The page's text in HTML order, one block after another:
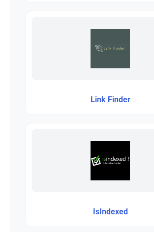
Link Finder
IsIndexed